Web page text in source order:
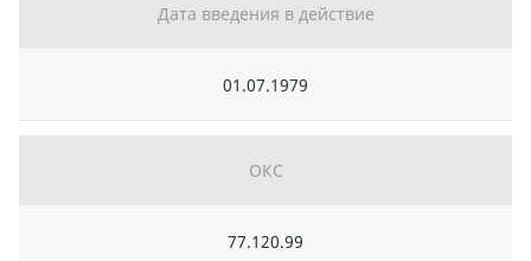
Дата введения в действие
01.07.1979
ОКС
77.120.99